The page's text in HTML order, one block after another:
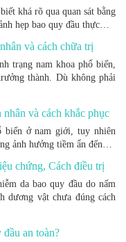
khá rõ qua quan sát bằng
hẹp bao quy đầu thực…
và cách chữa trị
trạng nam khoa phổ biến,
thành. Dù không phải
và cách khắc phục
biến ở nam giới, tuy nhiên
ảnh hưởng tiềm ẩn đến…
chứng, Cách điều trị
da bao quy đầu do nấm
dương vật chưa đúng cách
an toàn?